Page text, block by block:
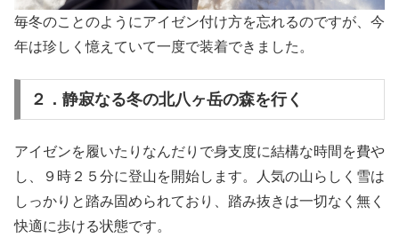
毎冬のことのようにアイゼン付け方を忘れるのですが、今
年は珍しく憶えていて一度で装着できました。
２．静寂なる冬の北八ヶ岳の森を行く
アイゼンを履いたりなんだりで身支度に結構な時間を費や
し、９時２５分に登山を開始します。人気の山らしく雪は
しっかりと踏み固められており、踏み抜きは一切なく無く
快適に歩ける状態です。